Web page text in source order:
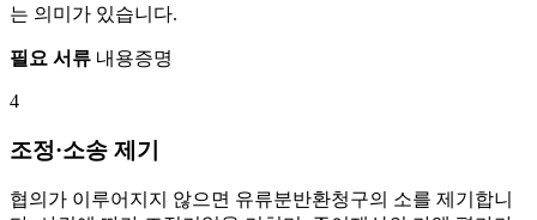
는 의미가 있습니다.
필요 서류 내용증명
4
조정·소송 제기
협의가 이루어지지 않으면 유류분반환청구의 소를 제기합니